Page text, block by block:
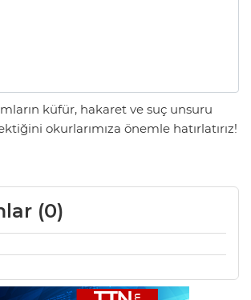
küfür, hakaret ve suç unsuru
okurlarımıza önemle hatırlatırız!
(0)